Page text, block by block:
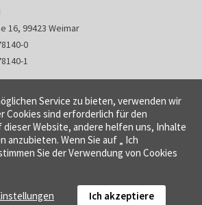
16, 99423 Weimar
0
1
und Haftung
Service zu bieten, verwenden wir
Cookies sind erforderlich für den
dieser Website, andere helfen uns, Inhalte
anzubieten. Wenn Sie auf „ Ich
Sie der Verwendung von Cookies
Ich akzeptiere